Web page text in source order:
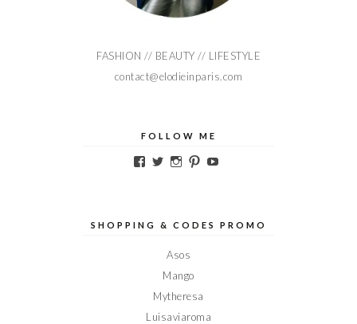
FASHION // BEAUTY // LIFESTYLE
contact@elodieinparis.com
FOLLOW ME
Voir
sur
Voir
sur
Voir
sur
Voir
sur sur
SHOPPING & CODES PROMO
Asos
Mango
Mytheresa
Luisaviaroma